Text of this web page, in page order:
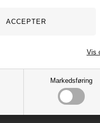
Markedsføring
Vis
Ridebluse - Hvid
omk. tilægges